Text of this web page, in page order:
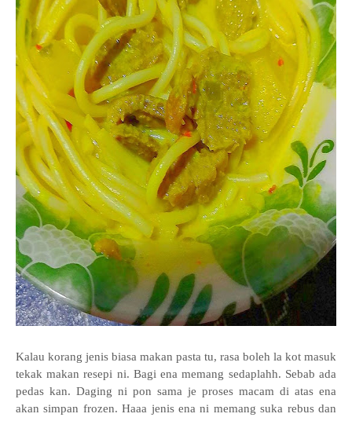
Kalau korang jenis biasa makan pasta tu, rasa boleh la kot masuk
tekak makan resepi ni. Bagi ena memang sedaplahh. Sebab ada
pedas kan. Daging ni pon sama je proses macam di atas ena
akan simpan frozen. Haaa jenis ena ni memang suka rebus dan